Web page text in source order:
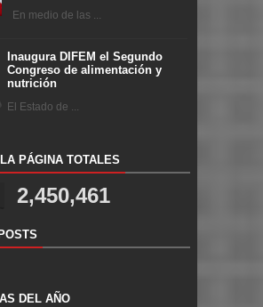
En medio de las ...
Inaugura DIFEM el Segundo
Congreso de alimentación y
nutrición
El Estado de ...
PÁGINA TOTALES
2,450,461
DEL AÑO